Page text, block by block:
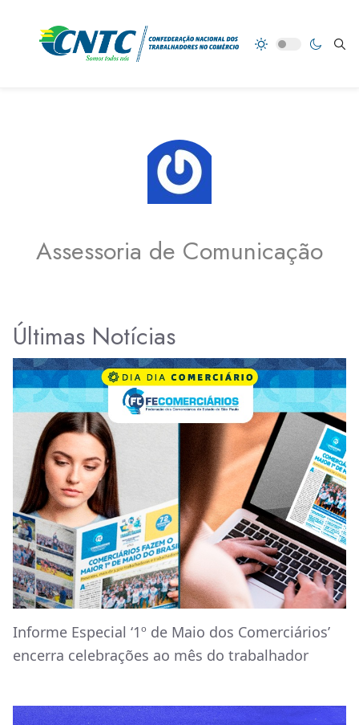
Assessoria de Comunicação
Últimas Notícias
Informe Especial ‘1º de Maio dos Comerciários’
encerra celebrações ao mês do trabalhador